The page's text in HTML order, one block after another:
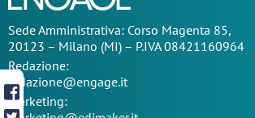
SedeAmministrativa: Corso Magenta 85,
20123 – Milano (MI) – P.IVA 08421160964
Redazione:
redazione@engage.it
Marketing: